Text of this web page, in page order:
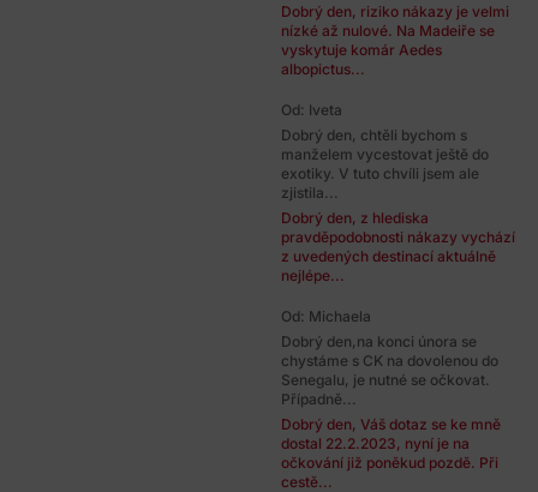
Dobrý den, riziko nákazy je velmi
nízké až nulové. Na Madeiře se
vyskytuje komár Aedes
albopictus...
Od: Iveta
Dobrý den, chtěli bychom s
manželem vycestovat ještě do
exotiky. V tuto chvíli jsem ale
zjistila...
Dobrý den, z hlediska
pravděpodobnosti nákazy vychází
z uvedených destinací aktuálně
nejlépe...
Od: Michaela
Dobrý den,na konci února se
chystáme s CK na dovolenou do
Senegalu, je nutné se očkovat.
Případně...
Dobrý den, Váš dotaz se ke mně
dostal 22.2.2023, nyní je na
očkování již poněkud pozdě. Při
cestě...